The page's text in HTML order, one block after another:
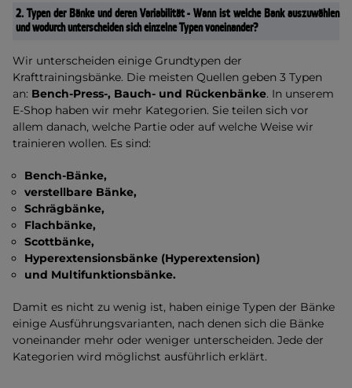
2. Typen der Bänke und deren Variabilität - Wann ist welche Bank auszuwählen
und wodurch unterscheiden sich einzelne Typen voneinander?
Wir unterscheiden einige Grundtypen der
Krafttrainingsbänke. Die meisten Quellen geben 3 Typen
an: Bench-Press-, Bauch- und Rückenbänke. In unserem
E-Shop haben wir mehr Kategorien. Sie teilen sich vor
allem danach, welche Partie oder auf welche Weise wir
trainieren wollen. Es sind:
Bench-Bänke,
verstellbare Bänke,
Schrägbänke,
Flachbänke,
Scottbänke,
Hyperextensionsbänke (Hyperextension)
und Multifunktionsbänke.
Damit es nicht zu wenig ist, haben einige Typen der Bänke
einige Ausführungsvarianten, nach denen sich die Bänke
voneinander mehr oder weniger unterscheiden. Jede der
Kategorien wird möglichst ausführlich erklärt.